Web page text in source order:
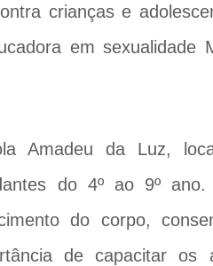
crianças e
em sexualidade
Amadeu da Luz,
do 4º ao 9º
do corpo,
de capacitar